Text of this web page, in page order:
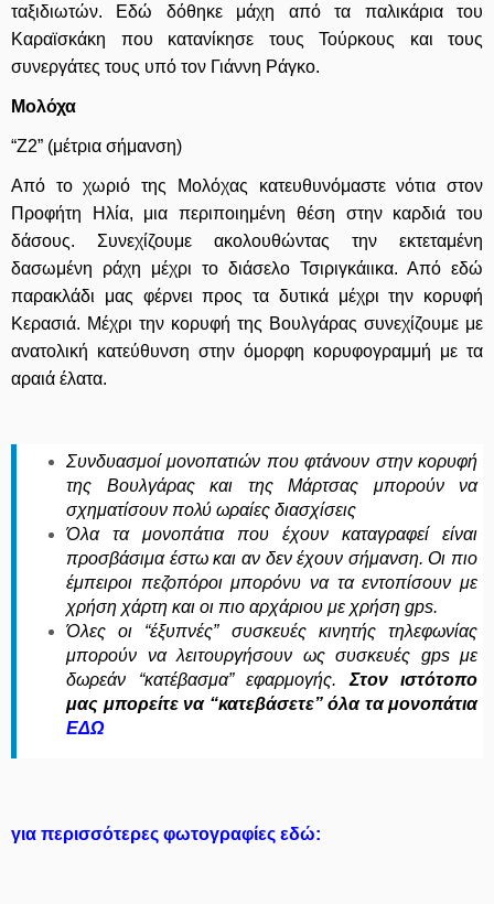
ταξιδιωτών. Εδώ δόθηκε μάχη από τα παλικάρια του
Καραϊσκάκη που κατανίκησε τους Τούρκους και τους
συνεργάτες τους υπό τον Γιάννη Ράγκο.
Μολόχα
“Ζ2” (μέτρια σήμανση)
Από το χωριό της Μολόχας κατευθυνόμαστε νότια στον
Προφήτη Ηλία, μια περιποιημένη θέση στην καρδιά του
δάσους. Συνεχίζουμε ακολουθώντας την εκτεταμένη
δασωμένη ράχη μέχρι το διάσελο Τσιριγκάιικα. Από εδώ
παρακλάδι μας φέρνει προς τα δυτικά μέχρι την κορυφή
Κερασιά. Μέχρι την κορυφή της Βουλγάρας συνεχίζουμε με
ανατολική κατεύθυνση στην όμορφη κορυφογραμμή με τα
αραιά έλατα.
Συνδυασμοί μονοπατιών που φτάνουν στην κορυφή
της Βουλγάρας και της Μάρτσας μπορούν να
σχηματίσουν πολύ ωραίες διασχίσεις
Όλα τα μονοπάτια που έχουν καταγραφεί είναι
προσβάσιμα έστω και αν δεν έχουν σήμανση. Οι πιο
έμπειροι πεζοπόροι μπορόνυ να τα εντοπίσουν με
χρήση χάρτη και οι πιο αρχάριου με χρήση gps.
Όλες οι “έξυπνές” συσκευές κινητής τηλεφωνίας
μπορούν να λειτουργήσουν ως συσκευές gps με
δωρεάν “κατέβασμα” εφαρμογής. Στον ιστότοπο
μας μπορείτε να “κατεβάσετε” όλα τα μονοπάτια
ΕΔΩ
για περισσότερες φωτογραφίες εδώ: